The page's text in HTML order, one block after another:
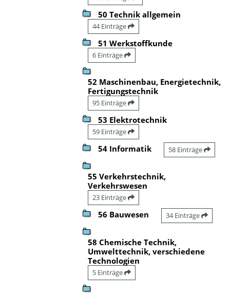
50 Technik allgemein
44 Einträge
51 Werkstoffkunde
6 Einträge
52 Maschinenbau, Energietechnik,
Fertigungstechnik
95 Einträge
53 Elektrotechnik
59 Einträge
54 Informatik 58 Einträge
55 Verkehrstechnik,
Verkehrswesen
23 Einträge
56 Bauwesen 34 Einträge
58 Chemische Technik,
Umwelttechnik, verschiedene
Technologien
5 Einträge